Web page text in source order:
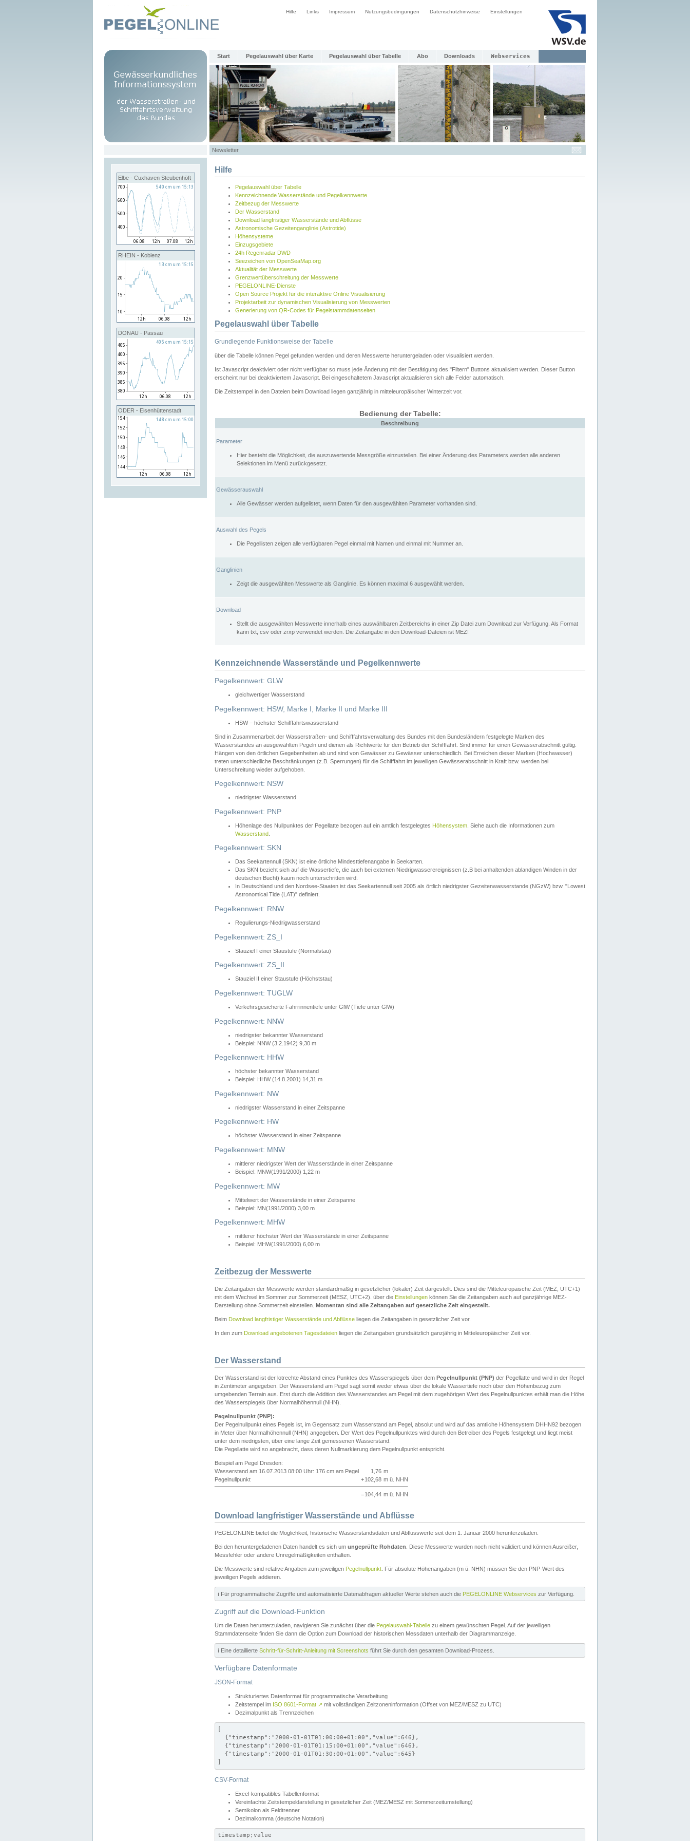
Hilfe Links Impressum Nutzungsbedingungen Datenschutzhinweise Einstellungen
Start Pegelauswahl über Karte Pegelauswahl über Tabelle Abo Downloads Webservices
Newsletter
Elbe - Cuxhaven Steubenhöft
RHEIN - Koblenz
DONAU - Passau
ODER - Eisenhüttenstadt
Hilfe
Pegelauswahl über Tabelle
Kennzeichnende Wasserstände und Pegelkennwerte
Zeitbezug der Messwerte
Der Wasserstand
Download langfristiger Wasserstände und Abflüsse
Astronomische Gezeitenganglinie (Astrotide)
Höhensysteme
Einzugsgebiete
24h Regenradar DWD
Seezeichen von OpenSeaMap.org
Aktualität der Messwerte
Grenzwertüberschreitung der Messwerte
PEGELONLINE-Dienste
Open Source Projekt für die interaktive Online Visualisierung
Projektarbeit zur dynamischen Visualisierung von Messwerten
Generierung von QR-Codes für Pegelstammdatenseiten
Pegelauswahl über Tabelle
Grundlegende Funktionsweise der Tabelle
über die Tabelle können Pegel gefunden werden und deren Messwerte heruntergeladen oder visualisiert werden.
Ist Javascript deaktiviert oder nicht verfügbar so muss jede Änderung mit der Bestätigung des "Filtern" Buttons aktualisiert werden. Dieser Button
erscheint nur bei deaktiviertem Javascript. Bei eingeschaltetem Javascript aktualisieren sich alle Felder automatisch.
Die Zeitstempel in den Dateien beim Download liegen ganzjährig in mitteleuropäischer Winterzeit vor.
Bedienung der Tabelle:
Beschreibung
Parameter
Hier besteht die Möglichkeit, die auszuwertende Messgröße einzustellen. Bei einer Änderung des Parameters werden alle anderen
Selektionen im Menü zurückgesetzt.
Gewässerauswahl
Alle Gewässer werden aufgelistet, wenn Daten für den ausgewählten Parameter vorhanden sind.
Auswahl des Pegels
Die Pegellisten zeigen alle verfügbaren Pegel einmal mit Namen und einmal mit Nummer an.
Ganglinien
Zeigt die ausgewählten Messwerte als Ganglinie. Es können maximal 6 ausgewählt werden.
Download
Stellt die ausgewählten Messwerte innerhalb eines auswählbaren Zeitbereichs in einer Zip Datei zum Download zur Verfügung. Als Format
kann txt, csv oder zrxp verwendet werden. Die Zeitangabe in den Download-Dateien ist MEZ!
Kennzeichnende Wasserstände und Pegelkennwerte
Pegelkennwert: GLW
gleichwertiger Wasserstand
Pegelkennwert: HSW, Marke I, Marke II und Marke III
HSW – höchster Schifffahrtswasserstand
Sind in Zusammenarbeit der Wasserstraßen- und Schifffahrtsverwaltung des Bundes mit den Bundesländern festgelegte Marken des
Wasserstandes an ausgewählten Pegeln und dienen als Richtwerte für den Betrieb der Schifffahrt. Sind immer für einen Gewässerabschnitt gültig.
Hängen von den örtlichen Gegebenheiten ab und sind von Gewässer zu Gewässer unterschiedlich. Bei Erreichen dieser Marken (Hochwasser)
treten unterschiedliche Beschränkungen (z.B. Sperrungen) für die Schifffahrt im jeweiligen Gewässerabschnitt in Kraft bzw. werden bei
Unterschreitung wieder aufgehoben.
Pegelkennwert: NSW
niedrigster Wasserstand
Pegelkennwert: PNP
Höhenlage des Nullpunktes der Pegellatte bezogen auf ein amtlich festgelegtes Höhensystem . Siehe auch die Informationen zum
Wasserstand
Pegelkennwert: SKN
Das Seekartennull (SKN) ist eine örtliche Mindesttiefenangabe in Seekarten.
Das SKN bezieht sich auf die Wassertiefe, die auch bei extemen Niedrigwasserereignissen (z.B bei anhaltenden ablandigen Winden in der
deutschen Bucht) kaum noch unterschritten wird.
In Deutschland und den Nordsee-Staaten ist das Seekartennull seit 2005 als örtlich niedrigster Gezeitenwasserstande (NGzW) bzw. "Lowest
Astronomical Tide (LAT)" definiert.
Pegelkennwert: RNW
Regulierungs-Niedrigwasserstand
Pegelkennwert: ZS_I
Stauziel I einer Staustufe (Normalstau)
Pegelkennwert: ZS_II
Stauziel II einer Staustufe (Höchststau)
Pegelkennwert: TUGLW
Verkehrsgesicherte Fahrrinnentiefe unter GlW (Tiefe unter GlW)
Pegelkennwert: NNW
niedrigster bekannter Wasserstand
Beispiel: NNW (3.2.1942) 9,30 m
Pegelkennwert: HHW
höchster bekannter Wasserstand
Beispiel: HHW (14.8.2001) 14,31 m
Pegelkennwert: NW
niedrigster Wasserstand in einer Zeitspanne
Pegelkennwert: HW
höchster Wasserstand in einer Zeitspanne
Pegelkennwert: MNW
mittlerer niedrigster Wert der Wasserstände in einer Zeitspanne
Beispiel: MNW(1991/2000) 1,22 m
Pegelkennwert: MW
Mittelwert der Wasserstände in einer Zeitspanne
Beispiel: MN(1991/2000) 3,00 m
Pegelkennwert: MHW
mittlerer höchster Wert der Wasserstände in einer Zeitspanne
Beispiel: MHW(1991/2000) 6,00 m
Zeitbezug der Messwerte
Die Zeitangaben der Messwerte werden standardmäßig in gesetzlicher (lokaler) Zeit dargestellt. Dies sind die Mitteleuropäische Zeit (MEZ, UTC+1)
mit dem Wechsel im Sommer zur Sommerzeit (MESZ, UTC+2). über die Einstellungen können Sie die Zeitangaben auch auf ganzjährige MEZ-
Darstellung ohne Sommerzeit einstellen. Momentan sind alle Zeitangaben auf gesetzliche Zeit eingestellt.
Beim Download langfristiger Wasserstände und Abflüsse liegen die Zeitangaben in gesetzlicher Zeit vor.
In den zum Download angebotenen Tagesdateien liegen die Zeitangaben grundsätzlich ganzjährig in Mitteleuropäischer Zeit vor.
Der Wasserstand
Der Wasserstand ist der lotrechte Abstand eines Punktes des Wasserspiegels über dem Pegelnullpunkt (PNP) der Pegellatte und wird in der Regel
in Zentimeter angegeben. Der Wasserstand am Pegel sagt somit weder etwas über die lokale Wassertiefe noch über den Höhenbezug zum
umgebenden Terrain aus. Erst durch die Addition des Wasserstandes am Pegel mit dem zugehörigen Wert des Pegelnullpunktes erhält man die Höhe
des Wasserspiegels über Normalhöhennull (NHN).
Pegelnullpunkt (PNP):
Der Pegelnullpunkt eines Pegels ist, im Gegensatz zum Wasserstand am Pegel, absolut und wird auf das amtliche Höhensystem DHHN92 bezogen
in Meter über Normalhöhennull (NHN) angegeben. Der Wert des Pegelnullpunktes wird durch den Betreiber des Pegels festgelegt und liegt meist
unter dem niedrigsten, über eine lange Zeit gemessenen Wasserstand.
Die Pegellatte wird so angebracht, dass deren Nullmarkierung dem Pegelnullpunkt entspricht.
Beispiel am Pegel Dresden:
Wasserstand am 16.07.2013 08:00 Uhr: 176 cm am Pegel
1,76 m
Pegelnullpunkt
+102,68 m ü. NHN
=104,44 m ü. NHN
Download langfristiger Wasserstände und Abflüsse
PEGELONLINE bietet die Möglichkeit, historische Wasserstandsdaten und Abflusswerte seit dem 1. Januar 2000 herunterzuladen.
Bei den heruntergeladenen Daten handelt es sich um ungeprüfte Rohdaten . Diese Messwerte wurden noch nicht validiert und können Ausreißer,
Messfehler oder andere Unregelmäßigkeiten enthalten.
Die Messwerte sind relative Angaben zum jeweiligen Pegelnullpunkt . Für absolute Höhenangaben (m ü. NHN) müssen Sie den PNP-Wert des
jeweiligen Pegels addieren.
ℹ️ Für programmatische Zugriffe und automatisierte Datenabfragen aktueller Werte stehen auch die PEGELONLINE Webservices zur Verfügung.
Zugriff auf die Download-Funktion
Um die Daten herunterzuladen, navigieren Sie zunächst über die Pegelauswahl-Tabelle zu einem gewünschten Pegel. Auf der jeweiligen
Stammdatenseite finden Sie dann die Option zum Download der historischen Messdaten unterhalb der Diagrammanzeige.
ℹ️ Eine detaillierte Schritt-für-Schritt-Anleitung mit Screenshots führt Sie durch den gesamten Download-Prozess.
Verfügbare Datenformate
JSON-Format
Strukturiertes Datenformat für programmatische Verarbeitung
Zeitstempel im ISO 8601-Format ↗ mit vollständigen Zeitzoneninformation (Offset von MEZ/MESZ zu UTC)
Dezimalpunkt als Trennzeichen
[
  {"timestamp":"2000-01-01T01:00:00+01:00","value":646},
  {"timestamp":"2000-01-01T01:15:00+01:00","value":646},
  {"timestamp":"2000-01-01T01:30:00+01:00","value":645}
]
CSV-Format
Excel-kompatibles Tabellenformat
Vereinfachte Zeitstempeldarstellung in gesetzlicher Zeit (MEZ/MESZ mit Sommerzeitumstellung)
Semikolon als Feldtrenner
Dezimalkomma (deutsche Notation)
timestamp;value